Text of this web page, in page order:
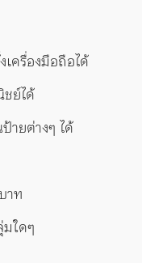
ครื่องมือถือได้
ย์ได้
ายต่างๆ ได้
าท
ใดๆ